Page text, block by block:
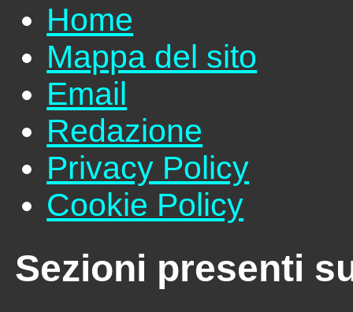
Home
Mappa del sito
Email
Redazione
Privacy Policy
Cookie Policy
Sezioni presenti